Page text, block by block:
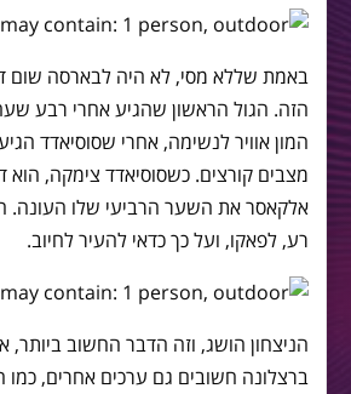
באמת שללא מסי, לא היה לבארסה שום
הזה. הגול הראשון שהגיע אחרי רבע
המון אוויר לנשימה, אחרי שסוסיאדד
מצבים קורצים. כשסוסיאדד צימקה, הוא
אלקאסר את השער הרביעי שלו העונה.
רע, לפאקו, ועל כך כדאי להעיר לחיוב.
הניצחון הושג, וזה הדבר החשוב ביותר,
ברצלונה חשובים גם ערכים אחרים,